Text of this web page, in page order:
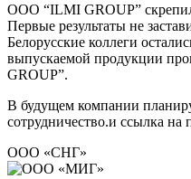
ООО “ILMI GROUP”
Первые результаты не
Белорусские коллеги
выпускаемой продукции
GROUP”.
В будущем компании
сотрудничество.и ссылка на
ООО «СНГ»